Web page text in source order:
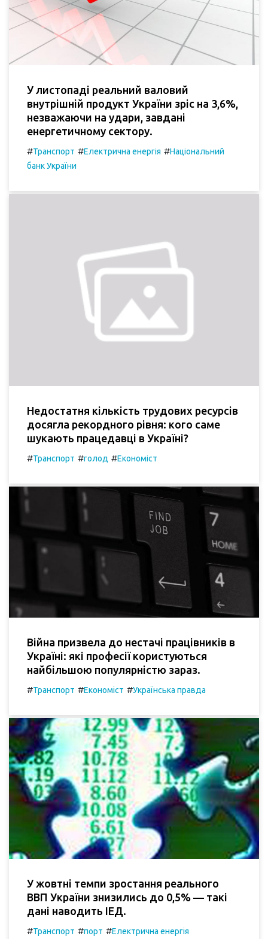
У листопаді реальний валовий
внутрішній продукт України зріс на 3,6%,
незважаючи на удари, завдані
енергетичному сектору.
#Транспорт #Електрична енергія #Національний
банк України
Недостатня кількість трудових ресурсів
досягла рекордного рівня: кого саме
шукають працедавці в Україні?
#Транспорт #голод #Економіст
Війна призвела до нестачі працівників в
Україні: які професії користуються
найбільшою популярністю зараз.
#Транспорт #Економіст #Українська правда
У жовтні темпи зростання реального
ВВП України знизились до 0,5% — такі
дані наводить ІЕД.
#Транспорт #порт #Електрична енергія